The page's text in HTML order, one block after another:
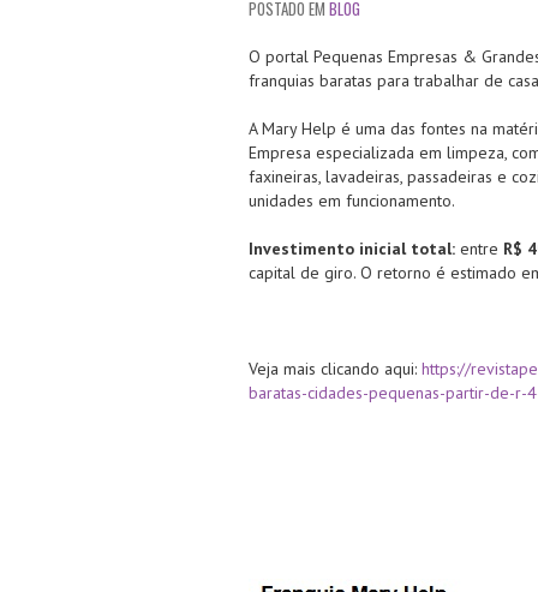
POSTADO EM BLOG
O portal Pequenas Empresas &
franquias baratas para trabalhar de
A Mary Help é uma das fontes na
Empresa especializada em limpeza,
faxineiras, lavadeiras, passadeiras e
unidades em funcionamento.
Investimento inicial total: entre R$
capital de giro. O retorno é estimado
Veja mais clicando aqui: https://
baratas-cidades-pequenas-partir-de-r-